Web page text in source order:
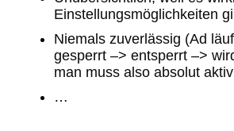
Einstellungsmöglichkeiten
Niemals zuverlässig (Ad
gesperrt –> entsperrt –>
man muss also absolut
…